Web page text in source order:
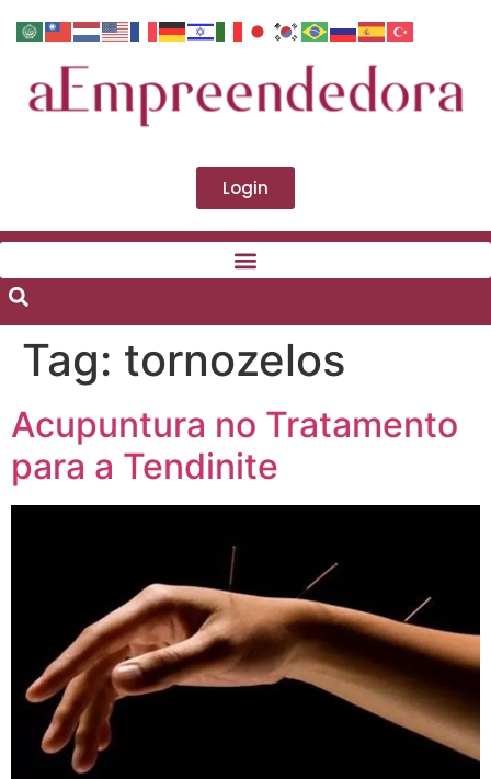
Login
Tag: tornozelos
Acupuntura no Tratamento
para a Tendinite